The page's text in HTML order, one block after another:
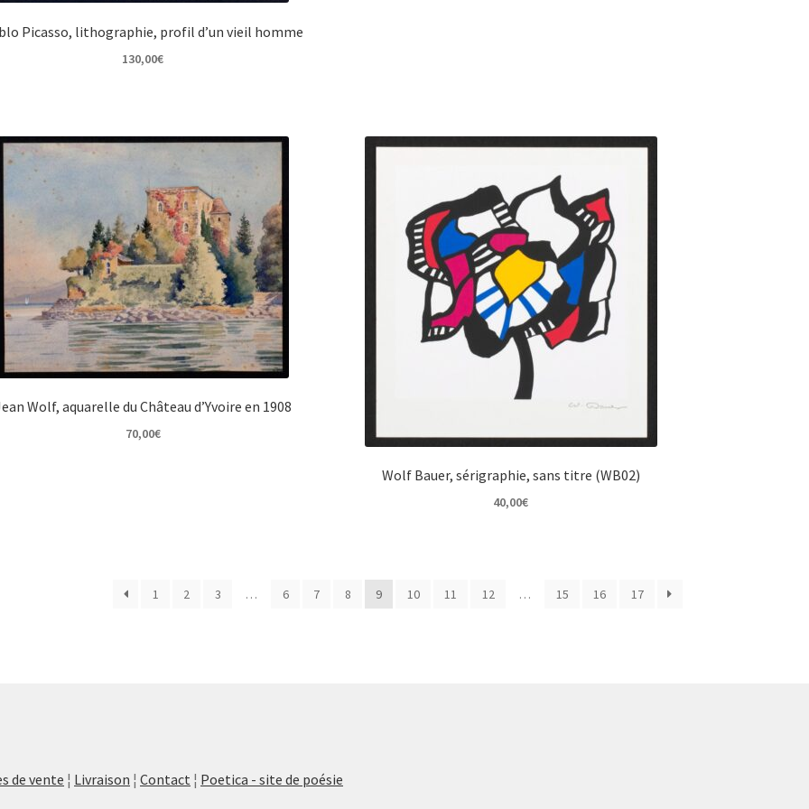
Picasso, lithographie, profil d’un vieil homme
130,00€
Wolf, aquarelle du Château d’Yvoire en 1908
70,00€
Wolf Bauer, sérigraphie, sans titre (WB02)
40,00€
1 2 3 … 6 7 8 9 10 11 12 … 15 16 17
de vente ¦ Livraison ¦Contact ¦ Poetica - site de poésie